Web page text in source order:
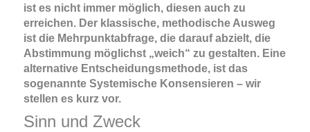
ist es nicht immer möglich, diesen auch zu
erreichen. Der klassische, methodische Ausweg
ist die Mehrpunktabfrage, die darauf abzielt, die
Abstimmung möglichst „weich“ zu gestalten. Eine
alternative Entscheidungsmethode, ist das
sogenannte Systemische Konsensieren – wir
stellen es kurz vor.
Sinn und Zweck